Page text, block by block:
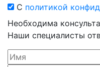
С политикой
Необходима
Наши специалисты